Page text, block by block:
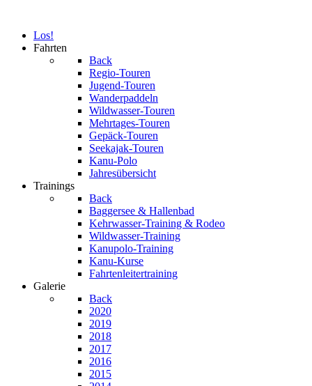
Los!
Fahrten
Back
Regio-Touren
Jugend-Touren
Wanderpaddeln
Wildwasser-Touren
Mehrtages-Touren
Gepäck-Touren
Seekajak-Touren
Kanu-Polo
Jahresübersicht
Trainings
Back
Baggersee & Hallenbad
Kehrwasser-Training & Rodeo
Wildwasser-Training
Kanupolo-Training
Kanu-Kurse
Fahrtenleitertraining
Galerie
Back
2020
2019
2018
2017
2016
2015